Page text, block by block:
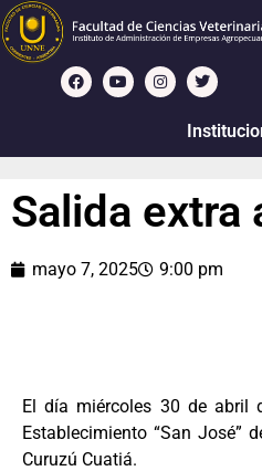
Salida extra
mayo 7, 2025 9:00 pm
El día miércoles 30 de abril
Establecimiento “San José”
Curuzú Cuatiá.